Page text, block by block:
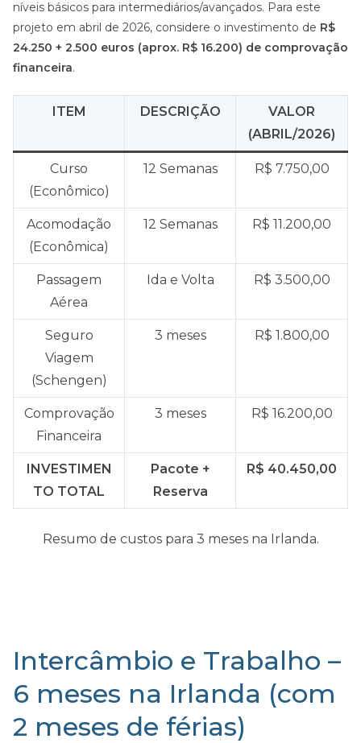
níveis básicos para intermediários/avançados. Para este
projeto em abril de 2026, considere o investimento de R$
24.250 + 2.500 euros (aprox. R$ 16.200) de comprovação
financeira.
ITEM DESCRIÇÃO
VALOR
(ABRIL/2026)
Curso
(Econômico)
12 Semanas R$ 7.750,00
Acomodação
(Econômica)
12 Semanas R$ 11.200,00
Passagem
Aérea
Ida e Volta R$ 3.500,00
Seguro
Viagem
(Schengen)
3 meses R$ 1.800,00
Comprovação
Financeira
3 meses R$ 16.200,00
INVESTIMEN
TO TOTAL
Pacote +
Reserva
R$ 40.450,00
Resumo de custos para 3 meses na Irlanda.
Intercâmbio e Trabalho –
6 meses na Irlanda (com
2 meses de férias)